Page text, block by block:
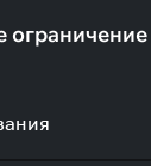
ограничение